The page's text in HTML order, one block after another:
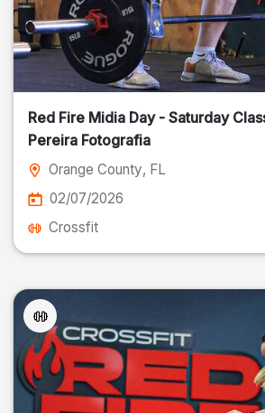
Red Fire Midia Day - Saturday
Pereira Fotografia
Orange County, FL
02/07/2026
Crossfit